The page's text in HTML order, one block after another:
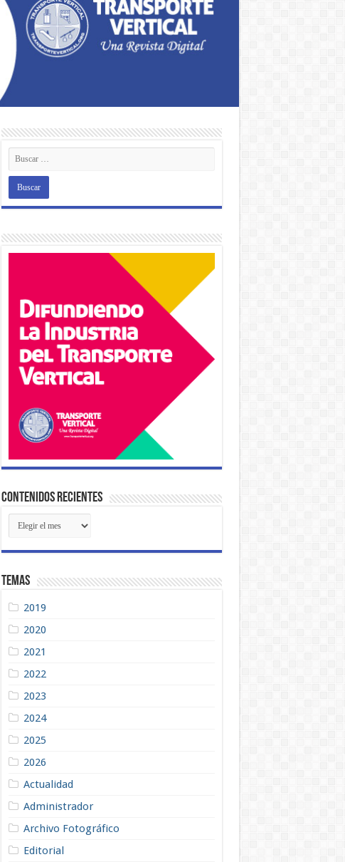
El falso colapso del Burj Khalifa y la verdadera lección urbana
Contenidos Recientes
Contenidos
Recientes
Temas
2019
2020
2021
2022
2023
2024
2025
2026
Actualidad
Administrador
Archivo Fotográfico
Editorial